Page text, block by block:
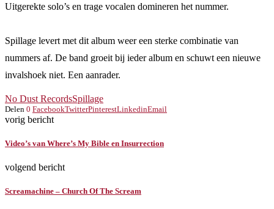
Uitgerekte solo’s en trage vocalen domineren het nummer.
Spillage levert met dit album weer een sterke combinatie van
nummers af. De band groeit bij ieder album en schuwt een nieuwe
invalshoek niet. Een aanrader.
No Dust RecordsSpillage
Delen 0 FacebookTwitterPinterestLinkedinEmail
vorig bericht
Video’s van Where’s My Bible en Insurrection
volgend bericht
Screamachine – Church Of The Scream